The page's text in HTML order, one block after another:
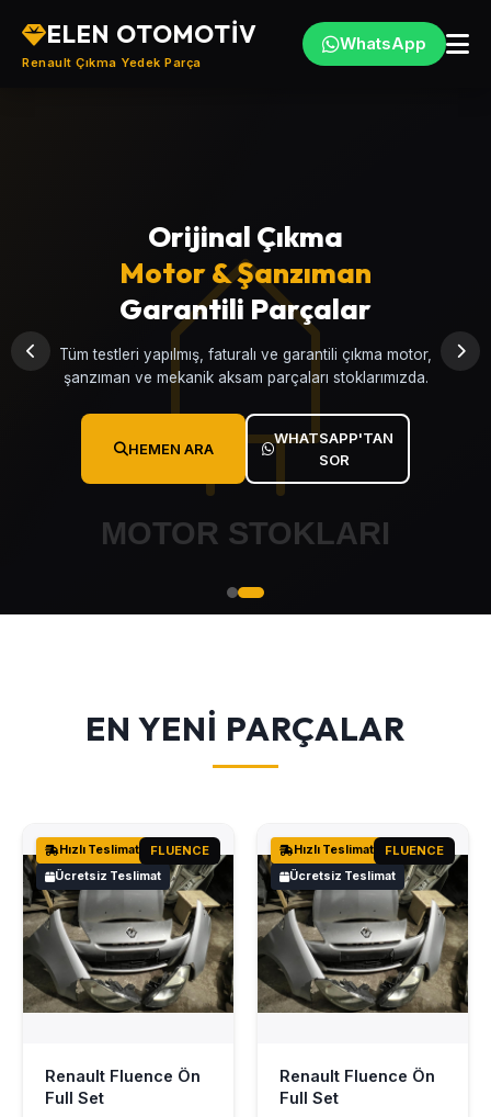
ELEN OTOMOTİV
Renault Çıkma Yedek Parça
WhatsApp
Türkiye'nin
Renault, Çıkma
Yedek Parça Merkezi
Clio, Megane, Fluence, Symbol, Kangoo, Talisman ve
tüm Renault modellerine ait garantili çıkma yedek parçalar.
HEMEN ARA
WHATSAPP'TAN
SOR
Orijinal Çıkma
Motor & Şanzıman
Garantili Parçalar
Tüm testleri yapılmış, faturalı ve garantili çıkma motor,
şanzıman ve mekanik aksam parçaları stoklarımızda.
HEMEN ARA
WHATSAPP'TAN
SOR
EN YENİ PARÇALAR
Hızlı Teslimat
Ücretsiz Teslimat
FLUENCE
Renault Fluence Ön
Full Set
Hızlı Teslimat
Ücretsiz Teslimat
FLUENCE
Renault Fluence Ön
Full Set